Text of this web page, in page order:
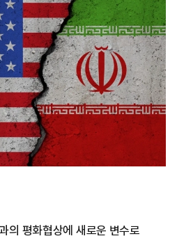
의 평화협상에 새로운 변수로